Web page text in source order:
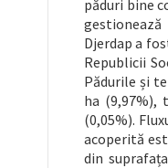
păduri bine
Djerdap a
Republicii
Pădurile și
ha (9,97%),
(0,05%).
acoperită
din